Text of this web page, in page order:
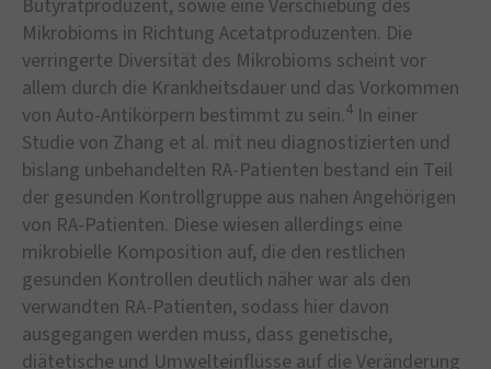
Butyratproduzent, sowie eine Verschiebung des
Mikrobioms in Richtung Acetatproduzenten. Die
verringerte Diversität des Mikrobioms scheint vor
allem durch die Krankheitsdauer und das Vorkommen
von Auto-Antikörpern bestimmt zu sein.4 In einer
Studie von Zhang et al. mit neu diagnostizierten und
bislang unbehandelten RA-Patienten bestand ein Teil
der gesunden Kontrollgruppe aus nahen Angehörigen
von RA-Patienten. Diese wiesen allerdings eine
mikrobielle Komposition auf, die den restlichen
gesunden Kontrollen deutlich näher war als den
verwandten RA-Patienten, sodass hier davon
ausgegangen werden muss, dass genetische,
diätetische und Umwelteinflüsse auf die Veränderung